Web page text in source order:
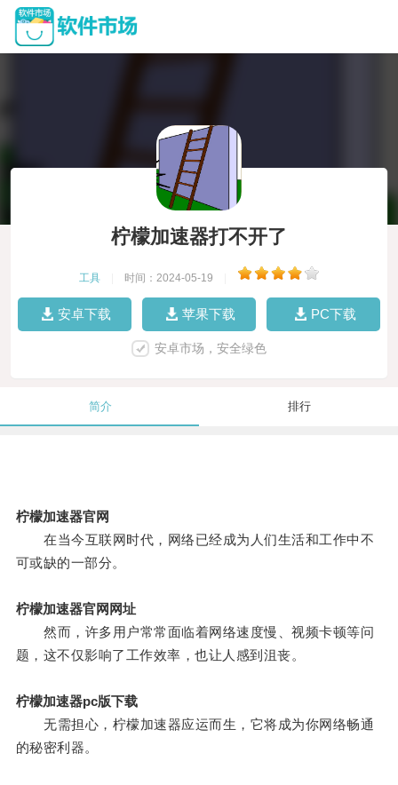
柠檬加速器打不开了
工具 时间：2024-05-19
安卓下载 苹果下载 PC下载
安卓市场，安全绿色
简介 排行
柠檬加速器官网
在当今互联网时代，网络已经成为人们生活和工作中不
可或缺的一部分。
柠檬加速器官网网址
然而，许多用户常常面临着网络速度慢、视频卡顿等问
题，这不仅影响了工作效率，也让人感到沮丧。
柠檬加速器pc版下载
无需担心，柠檬加速器应运而生，它将成为你网络畅通
的秘密利器。